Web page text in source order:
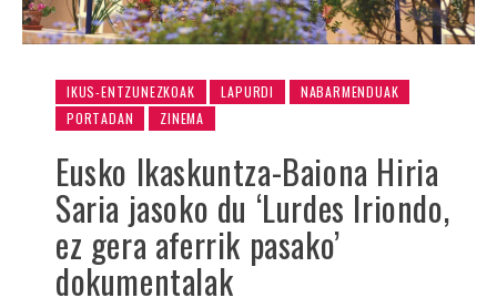
IKUS-ENTZUNEZKOAK LAPURDI
NABARMENDUAK
PORTADAN
ZINEMA
Eusko Ikaskuntza-Baiona Hiria
Saria jasoko du ‘Lurdes Iriondo,
ez gera aferrik pasako’
dokumentalak